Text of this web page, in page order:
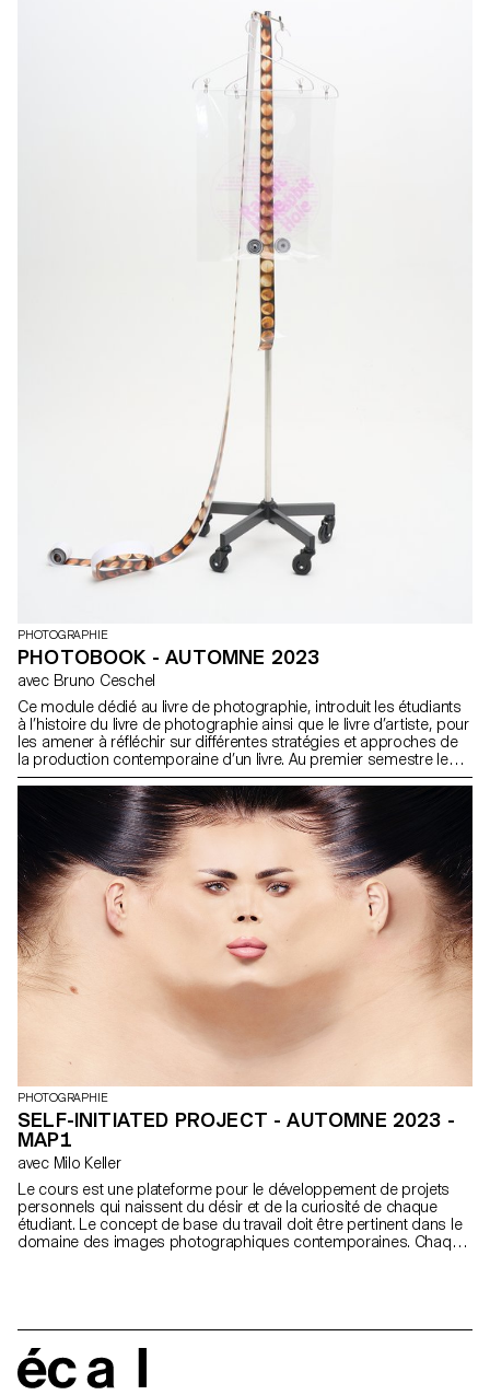
sur la pratique de la nature morte.
PHOTOGRAPHIE
PHOTOBOOK - AUTOMNE 2023
avec Bruno Ceschel
Ce module dédié au livre de photographie, introduit les étudiants
à l’histoire du livre de photographie ainsi que le livre d’artiste, pour
les amener à réfléchir sur différentes stratégies et approches de
la production contemporaine d’un livre. Au premier semestre les
étudiants ont conceptualisé une publication qui a été ensuite
designer, imprimer et distribuer.
PHOTOGRAPHIE
SELF-INITIATED PROJECT - AUTOMNE 2023 -
MAP1
avec Milo Keller
Le cours est une plateforme pour le développement de projets
personnels qui naissent du désir et de la curiosité de chaque
étudiant. Le concept de base du travail doit être pertinent dans le
domaine des images photographiques contemporaines. Chaque
d'articuler une vision plurielle des applications de la photographie
aujourd'hui.